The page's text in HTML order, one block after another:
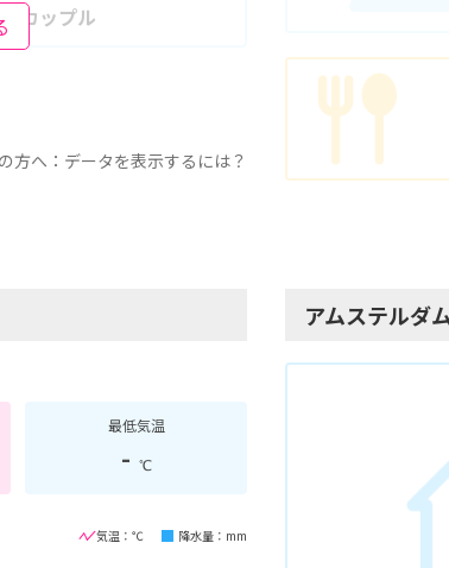
カップル
方へ：データを表示するには？
最低気温
- ℃
気温：℃ 降水量：mm
アムステルダ